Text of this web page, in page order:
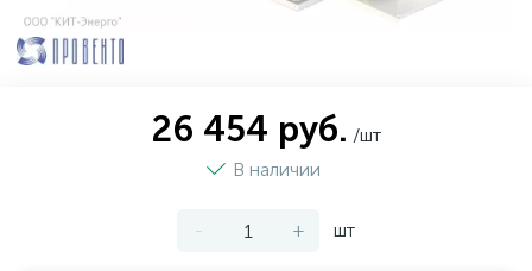
26 454 руб. /шт
В наличии
- + шт